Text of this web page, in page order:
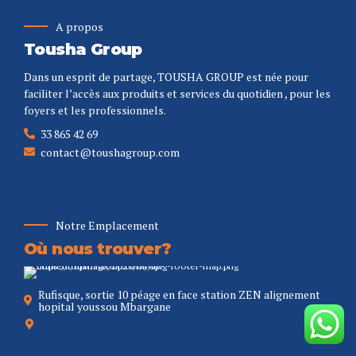
top-bingo-sites-not-on-gamstop.html
A propos
Tousha Group
Dans un esprit de partage, TOUSHA GROUP est née pour
faciliter l’accès aux produits et services du quotidien , pour les
foyers et les professionnels.
33 865 42 69
contact@toushagroup.com
Notre Emplacement
Où nous trouver?
Rufisque, sortie 10 péage en face station ZEN alignement
hopital youssou Mbargane